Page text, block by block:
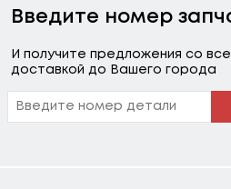
Введите номер
И получите предложения со
доставкой до Вашего города